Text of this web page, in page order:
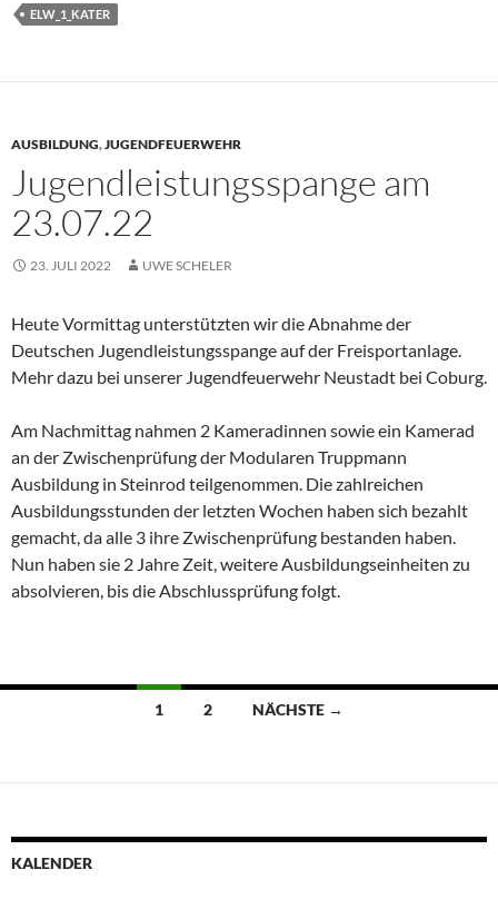
ELW_1_KATER
AUSBILDUNG,JUGENDFEUERWEHR
Jugendleistungsspange am
23.07.22
23. JULI 2022 UWE SCHELER
Heute Vormittag unterstützten wir die Abnahme der
Deutschen Jugendleistungsspange auf der Freisportanlage.
Mehr dazu bei unserer Jugendfeuerwehr Neustadt bei Coburg.
Am Nachmittag nahmen 2 Kameradinnen sowie ein Kamerad
an der Zwischenprüfung der Modularen Truppmann
Ausbildung in Steinrod teilgenommen. Die zahlreichen
Ausbildungsstunden der letzten Wochen haben sich bezahlt
gemacht, da alle 3 ihre Zwischenprüfung bestanden haben.
Nun haben sie 2 Jahre Zeit, weitere Ausbildungseinheiten zu
absolvieren, bis die Abschlussprüfung folgt.
Beitragsnavigation
1 2 NÄCHSTE →
KALENDER